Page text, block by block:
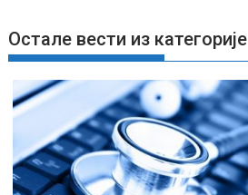
е
ч
л
а
к
а
Остале вести из категорије